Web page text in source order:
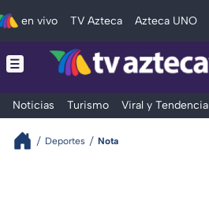
en vivo TV Azteca Azteca UNO
Noticias Turismo Viral y Tendencia
Deportes Nota